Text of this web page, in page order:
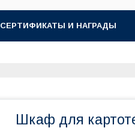
СЕРТИФИКАТЫ И НАГРАДЫ
Шкаф для